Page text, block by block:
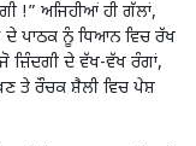
!” ਅਜਿਹੀਆਂ ਹੀ ਗੱਲਾਂ,
ਦੇ ਪਾਠਕ ਨੂੰ ਧਿਆਨ ਵਿਚ ਰੱਖ
ਜ਼ਿੰਦਗੀ ਦੇ ਵੱਖ-ਵੱਖ ਰੰਗਾਂ,
ਤੇ ਰੌਚਕ ਸ਼ੈਲੀ ਵਿਚ ਪੇਸ਼